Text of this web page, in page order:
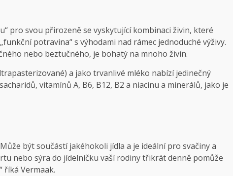
pro svou přirozeně se vyskytující kombinaci živin, které
potravina“ s výhodami nad rámec jednoduché výživy.
nebo beztučného, ​​je bohatý na mnoho živin.
a jako trvanlivé mléko nabízí jedinečný
vitamínů A, B6, B12, B2 a niacinu a minerálů, jako je
být součástí jakéhokoli jídla a je ideální pro svačiny a
nebo sýra do jídelníčku vaší rodiny třikrát denně pomůže
říká Vermaak.